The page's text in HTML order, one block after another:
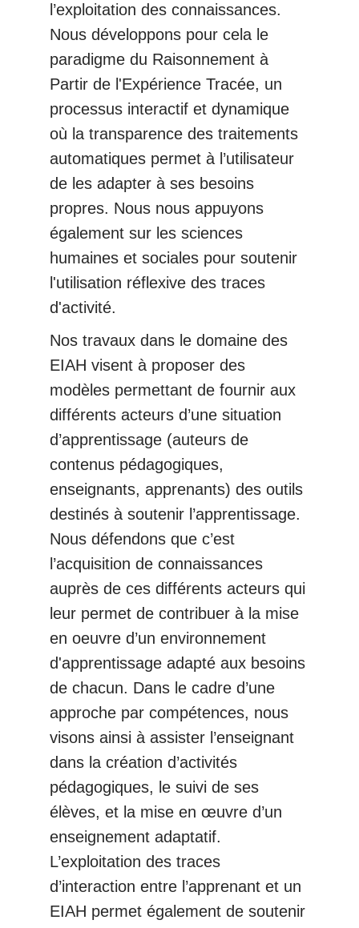
l’exploitation des connaissances.
Nous développons pour cela le
paradigme du Raisonnement à
Partir de l'Expérience Tracée, un
processus interactif et dynamique
où la transparence des traitements
automatiques permet à l’utilisateur
de les adapter à ses besoins
propres. Nous nous appuyons
également sur les sciences
humaines et sociales pour soutenir
l'utilisation réflexive des traces
d'activité.
Nos travaux dans le domaine des
EIAH visent à proposer des
modèles permettant de fournir aux
différents acteurs d’une situation
d’apprentissage (auteurs de
contenus pédagogiques,
enseignants, apprenants) des outils
destinés à soutenir l’apprentissage.
Nous défendons que c’est
l’acquisition de connaissances
auprès de ces différents acteurs qui
leur permet de contribuer à la mise
en oeuvre d’un environnement
d'apprentissage adapté aux besoins
de chacun. Dans le cadre d’une
approche par compétences, nous
visons ainsi à assister l’enseignant
dans la création d’activités
pédagogiques, le suivi de ses
élèves, et la mise en œuvre d’un
enseignement adaptatif.
L’exploitation des traces
d’interaction entre l’apprenant et un
EIAH permet également de soutenir